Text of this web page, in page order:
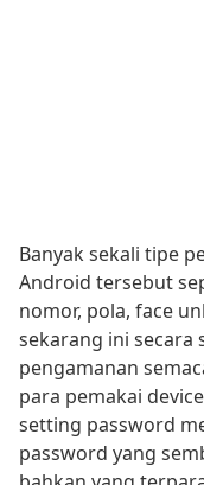
Banyak sekali tipe
Android tersebut
nomor, pola, face
sekarang ini secara
pengamanan
para pemakai
setting password
password yang